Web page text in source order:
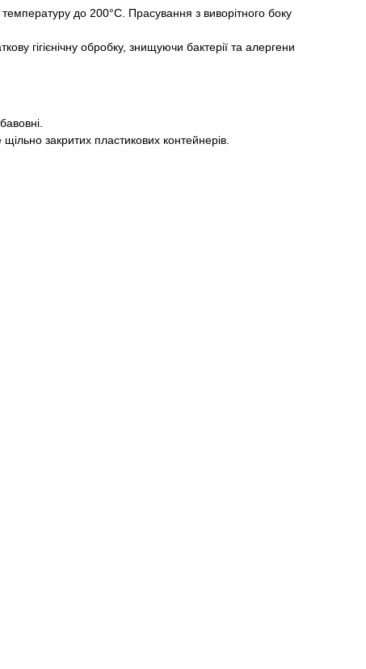
до 200°С. Прасування з виворітного боку
гігієнічну обробку, знищуючи бактерії та алергени
закритих пластикових контейнерів.